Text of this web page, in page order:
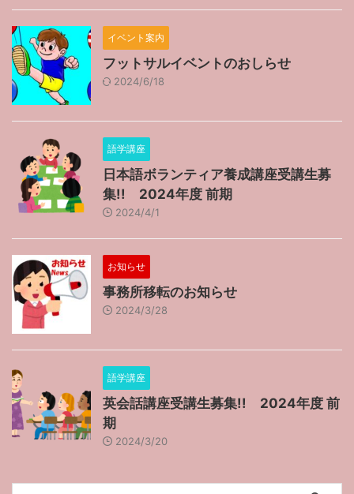
イベント案内
フットサルイベントのおしらせ
2024/6/18
語学講座
日本語ボランティア養成講座受講生募
集!! 2024年度 前期
2024/4/1
お知らせ
事務所移転のお知らせ
2024/3/28
語学講座
英会話講座受講生募集!! 2024年度 前
期
2024/3/20